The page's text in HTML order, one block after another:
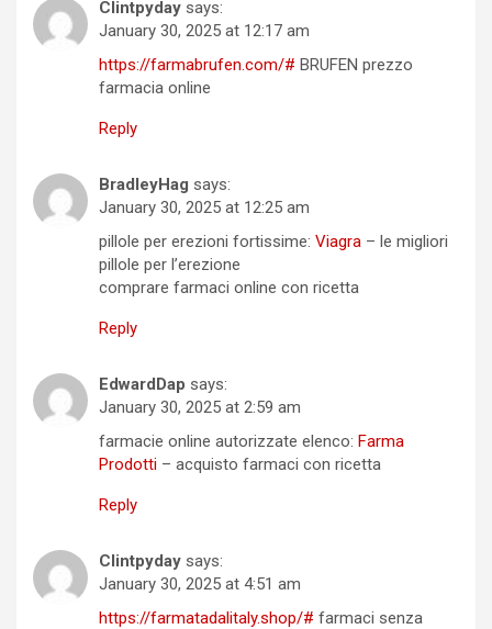
Clintpyday says:
January 30, 2025 at 12:17 am
https://farmabrufen.com/# BRUFEN prezzo
farmacia online
Reply
BradleyHag says:
January 30, 2025 at 12:25 am
pillole per erezioni fortissime: Viagra – le migliori
pillole per l’erezione
comprare farmaci online con ricetta
Reply
EdwardDap says:
January 30, 2025 at 2:59 am
farmacie online autorizzate elenco: Farma
Prodotti – acquisto farmaci con ricetta
Reply
Clintpyday says:
January 30, 2025 at 4:51 am
https://farmatadalitaly.shop/# farmaci senza